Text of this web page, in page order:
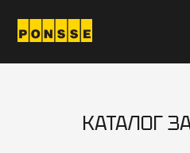
КАТАЛОГ